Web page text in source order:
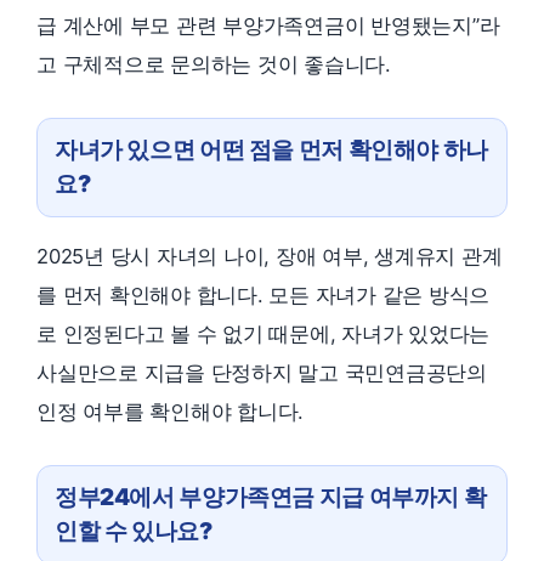
급 계산에 부모 관련 부양가족연금이 반영됐는지”라
고 구체적으로 문의하는 것이 좋습니다.
자녀가 있으면 어떤 점을 먼저 확인해야 하나
요?
2025년 당시 자녀의 나이, 장애 여부, 생계유지 관계
를 먼저 확인해야 합니다. 모든 자녀가 같은 방식으
로 인정된다고 볼 수 없기 때문에, 자녀가 있었다는
사실만으로 지급을 단정하지 말고 국민연금공단의
인정 여부를 확인해야 합니다.
정부24에서 부양가족연금 지급 여부까지 확
인할 수 있나요?